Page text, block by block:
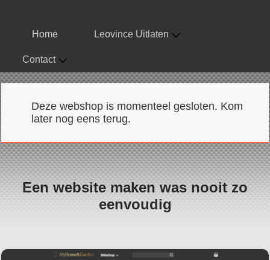
Home Leovince Uitlaten
Contact
Deze webshop is momenteel gesloten. Kom
later nog eens terug.
Een website maken was nooit zo
eenvoudig